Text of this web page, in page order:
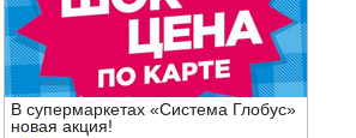
В супермаркетах «Система Глобус»
новая акция!